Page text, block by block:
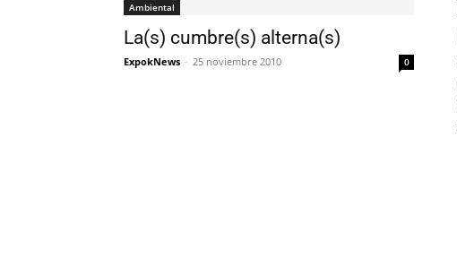
Ambiental
La(s) cumbre(s) alterna(s)
ExpokNews - 25 noviembre 2010 0